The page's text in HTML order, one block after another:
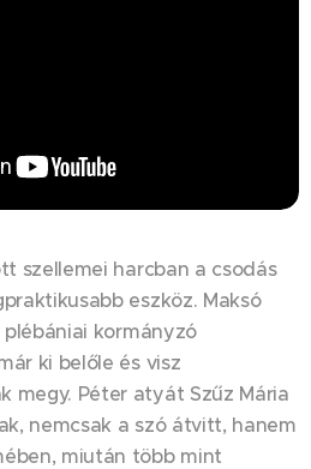
szellemei harcban a csodás
eszköz. Maksó
kormányzó
ki belőle és visz
megy. Péter atyát Szűz Mária
nemcsak a szó átvitt, hanem
miután több mint